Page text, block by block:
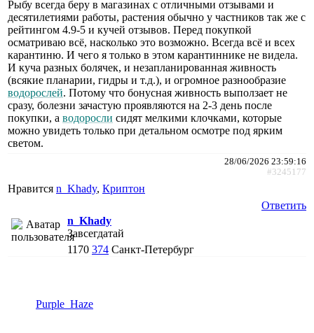
Рыбу всегда беру в магазинах с отличными отзывами и
десятилетиями работы, растения обычно у частников так же с
рейтингом 4.9-5 и кучей отзывов. Перед покупкой
осматриваю всё, насколько это возможно. Всегда всё и всех
карантиню. И чего я только в этом карантиннике не видела.
И куча разных болячек, и незапланированная живность
(всякие планарии, гидры и т.д.), и огромное разнообразие
водорослей. Потому что бонусная живность выползает не
сразу, болезни зачастую проявляются на 2-3 день после
покупки, а водоросли сидят мелкими клочками, которые
можно увидеть только при детальном осмотре под ярким
светом.
28/06/2026 23:59:16
#3245177
Нравится n_Khady, Криптон
Ответить
n_Khady
Завсегдатай
1170 374 Санкт-Петербург
Purple_Haze